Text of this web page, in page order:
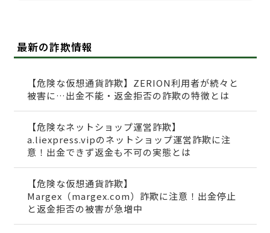
最新の詐欺情報
【危険な仮想通貨詐欺】ZERION利用者が続々と
被害に…出金不能・返金拒否の詐欺の特徴とは
【危険なネットショップ運営詐欺】
a.liexpress.vipのネットショップ運営詐欺に注
意！出金できず返金も不可の実態とは
【危険な仮想通貨詐欺】
Margex（margex.com）詐欺に注意！出金停止
と返金拒否の被害が急増中